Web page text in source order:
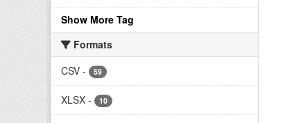
Show More Tag
Formats
CSV - 59
XLSX - 10